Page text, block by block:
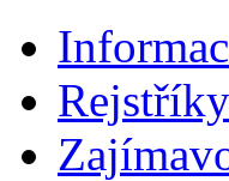
Rejstříky